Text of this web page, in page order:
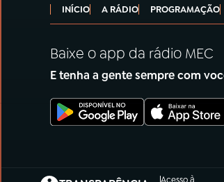
INÍCIO A RÁDIO PROGRAMAÇÃO
Baixe o app da rádio MEC
E tenha a gente sempre com